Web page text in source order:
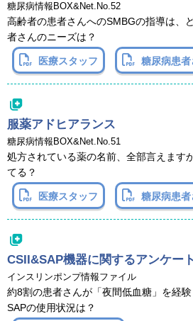
糖尿病情報BOX&Net.No.52
高齢者の患者さんへのSMBGの指導は、
者さんのニーズは？
医療スタッフ 糖尿病患
服薬アドヒアランス
糖尿病情報BOX&Net.No.51
処方されている薬の名前、全部言えます
てる？
医療スタッフ 糖尿病患
CSII&SAP機器に関するアンケート
インスリンポンプ情報ファイル
約8割の患者さんが「夜間低血糖」を経
SAPの使用状況は？